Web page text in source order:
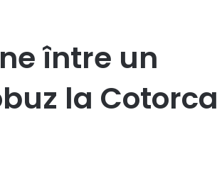
între un
la Cotorca